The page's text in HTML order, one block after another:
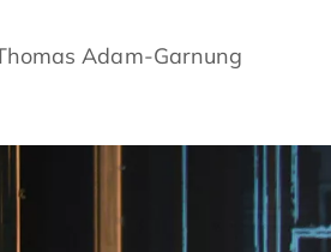
Adam-Garnung